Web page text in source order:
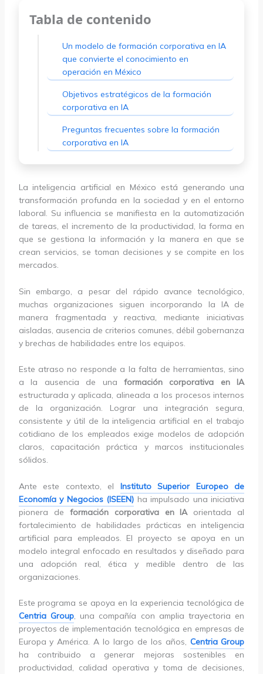
Tabla de contenido
Un modelo de formación corporativa en IA
que convierte el conocimiento en
operación en México
Objetivos estratégicos de la formación
corporativa en IA
Preguntas frecuentes sobre la formación
corporativa en IA
La inteligencia artificial en México está generando una
transformación profunda en la sociedad y en el entorno
laboral. Su influencia se manifiesta en la automatización
de tareas, el incremento de la productividad, la forma en
que se gestiona la información y la manera en que se
crean servicios, se toman decisiones y se compite en los
mercados.
Sin embargo, a pesar del rápido avance tecnológico,
muchas organizaciones siguen incorporando la IA de
manera fragmentada y reactiva, mediante iniciativas
aisladas, ausencia de criterios comunes, débil gobernanza
y brechas de habilidades entre los equipos.
Este atraso no responde a la falta de herramientas, sino
a la ausencia de una formación corporativa en IA
estructurada y aplicada, alineada a los procesos internos
de la organización. Lograr una integración segura,
consistente y útil de la inteligencia artificial en el trabajo
cotidiano de los empleados exige modelos de adopción
claros, capacitación práctica y marcos institucionales
sólidos.
Ante este contexto, el Instituto Superior Europeo de
Economía y Negocios (ISEEN) ha impulsado una iniciativa
pionera de formación corporativa en IAorientada al
fortalecimiento de habilidades prácticas en inteligencia
artificial para empleados. El proyecto se apoya en un
modelo integral enfocado en resultados y diseñado para
una adopción real, ética y medible dentro de las
organizaciones.
Este programa se apoya en la experiencia tecnológica de
Centria Group, una compañía con amplia trayectoria en
proyectos de implementación tecnológica en empresas de
Europa y América. A lo largo de los años, Centria Group
ha contribuido a generar mejoras sostenibles en
productividad, calidad operativa y toma de decisiones,